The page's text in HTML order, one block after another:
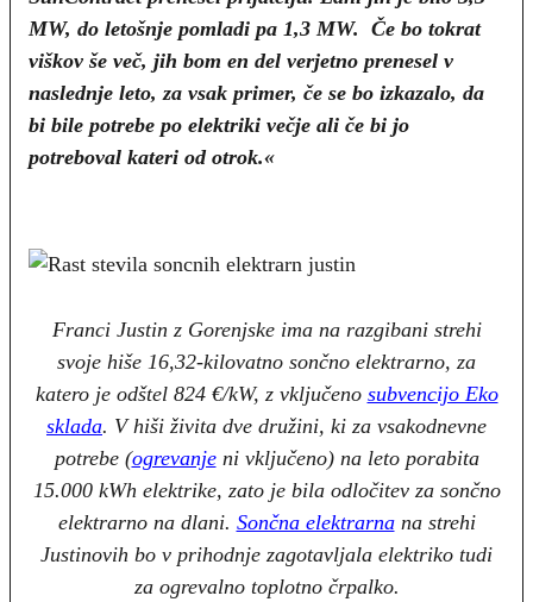
MW, do letošnje pomladi pa 1,3 MW. Če bo tokrat
viškov še več, jih bom en del verjetno prenesel v
naslednje leto, za vsak primer, če se bo izkazalo, da
bi bile potrebe po elektriki večje ali če bi jo
potreboval kateri od otrok.«
Franci Justin z Gorenjske ima na razgibani strehi
svoje hiše 16,32-kilovatno sončno elektrarno, za
katero je odštel 824 €/kW, z vključeno subvencijo Eko
sklada. V hiši živita dve družini, ki za vsakodnevne
potrebe (ogrevanjeni vključeno) na leto porabita
15.000 kWh elektrike, zato je bila odločitev za sončno
elektrarno na dlani. Sončna elektrarnana strehi
Justinovih bo v prihodnje zagotavljala elektriko tudi
za ogrevalno toplotno črpalko.